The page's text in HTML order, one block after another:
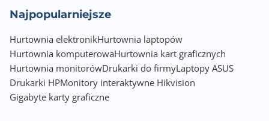
Najpopularniejsze
Hurtownia elektronikHurtownia laptopów
Hurtownia komputerowaHurtownia kart graficznych
Hurtownia monitorówDrukarki do firmyLaptopy ASUS
Drukarki HPMonitory interaktywne Hikvision
Gigabyte karty graficzne